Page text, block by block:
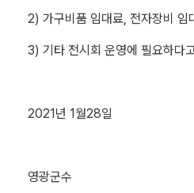
2) 가구비품 임대료, 전자장비 임
3) 기타 전시회 운영에 필요하다
2021년 1월28일
영광군수